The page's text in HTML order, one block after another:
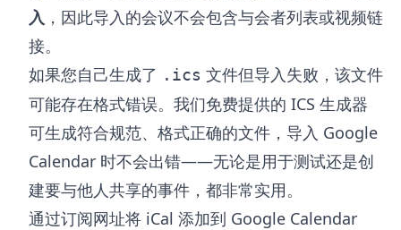
入 ，因此导入的会议不会包含与会者列表或视频链
接。
如果您自己生成了 .ics 文件但导入失败，该文件
可能存在格式错误。我们免费提供的 ICS 生成器
可生成符合规范、格式正确的文件，导入 Google
Calendar 时不会出错——无论是用于测试还是创
建要与他人共享的事件，都非常实用。
通过订阅网址将 iCal 添加到 Google Calendar